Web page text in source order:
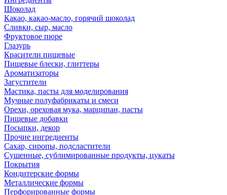
Шоколад
Какао, какао-масло, горячий шоколад
Сливки, сыр, масло
Фруктовое пюре
Глазурь
Красители пищевые
Пищевые блески, глиттеры
Ароматизаторы
Загустители
Мастика, пасты для моделирования
Мучные полуфабрикаты и смеси
Орехи, ореховая мука, марципан, пасты
Пищевые добавки
Посыпки, декор
Прочие ингредиенты
Сахар, сиропы, подсластители
Сушенные, сублимированные продукты, цукаты
Покрытия
Кондитерские формы
Металлические формы
Перфорированные формы